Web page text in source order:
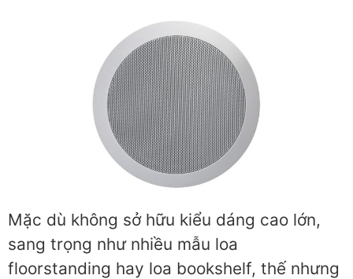
Mặc dù không sở hữu kiểu dáng cao lớn,
sang trọng như nhiều mẫu loa
floorstanding hay loa bookshelf, thế nhưng